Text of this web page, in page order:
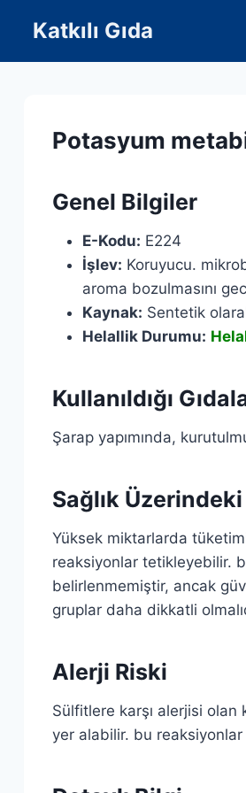
content
Katkılı Gıda
Potasyum
Genel Bilgiler
E-Kodu: E224
İşlev: Koruyucu.
aroma bozulmasını
Kaynak: Sentetik
Helallik Durumu:
Kullanıldığı
Şarap yapımında,
Sağlık
Yüksek miktarlarda
reaksiyonlar tetikleyebilir.
belirlenmemiştir, ancak
gruplar daha dikkatli
Alerji Riski
Sülfitlere karşı alerjisi
yer alabilir. bu